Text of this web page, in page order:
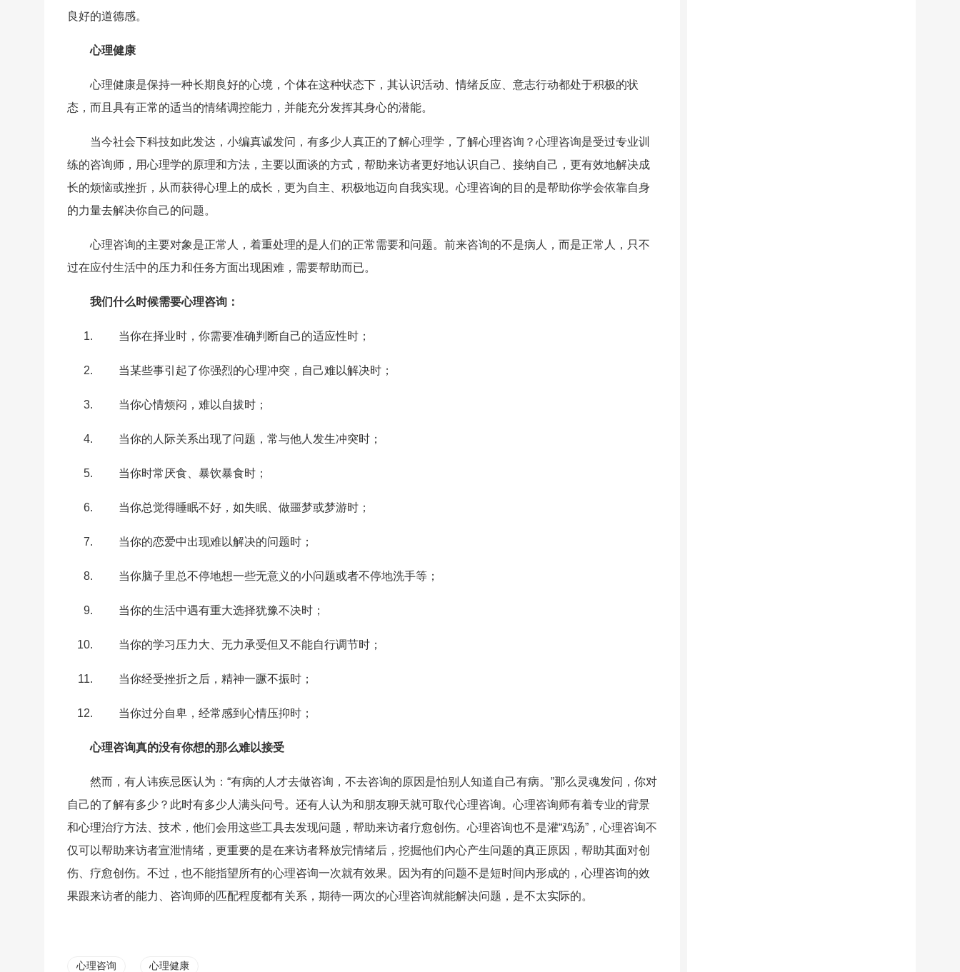
良好的道德感。
心理健康
心理健康是保持一种长期良好的心境，个体在这种状态下，其认识活动、情绪反应、意志行动都处于积极的状
态，而且具有正常的适当的情绪调控能力，并能充分发挥其身心的潜能。
当今社会下科技如此发达，小编真诚发问，有多少人真正的了解心理学，了解心理咨询？心理咨询是受过专业训
练的咨询师，用心理学的原理和方法，主要以面谈的方式，帮助来访者更好地认识自己、接纳自己，更有效地解决成
长的烦恼或挫折，从而获得心理上的成长，更为自主、积极地迈向自我实现。心理咨询的目的是帮助你学会依靠自身
的力量去解决你自己的问题。
心理咨询的主要对象是正常人，着重处理的是人们的正常需要和问题。前来咨询的不是病人，而是正常人，只不
过在应付生活中的压力和任务方面出现困难，需要帮助而已。
我们什么时候需要心理咨询：
当你在择业时，你需要准确判断自己的适应性时；
当某些事引起了你强烈的心理冲突，自己难以解决时；
当你心情烦闷，难以自拔时；
当你的人际关系出现了问题，常与他人发生冲突时；
当你时常厌食、暴饮暴食时；
当你总觉得睡眠不好，如失眠、做噩梦或梦游时；
当你的恋爱中出现难以解决的问题时；
当你脑子里总不停地想一些无意义的小问题或者不停地洗手等；
当你的生活中遇有重大选择犹豫不决时；
当你的学习压力大、无力承受但又不能自行调节时；
当你经受挫折之后，精神一蹶不振时；
当你过分自卑，经常感到心情压抑时；
心理咨询真的没有你想的那么难以接受
然而，有人讳疾忌医认为：“有病的人才去做咨询，不去咨询的原因是怕别人知道自己有病。”那么灵魂发问，你对
自己的了解有多少？此时有多少人满头问号。还有人认为和朋友聊天就可取代心理咨询。心理咨询师有着专业的背景
和心理治疗方法、技术，他们会用这些工具去发现问题，帮助来访者疗愈创伤。心理咨询也不是灌“鸡汤”，心理咨询不
仅可以帮助来访者宣泄情绪，更重要的是在来访者释放完情绪后，挖掘他们内心产生问题的真正原因，帮助其面对创
伤、疗愈创伤。不过，也不能指望所有的心理咨询一次就有效果。因为有的问题不是短时间内形成的，心理咨询的效
果跟来访者的能力、咨询师的匹配程度都有关系，期待一两次的心理咨询就能解决问题，是不太实际的。
心理咨询 心理健康